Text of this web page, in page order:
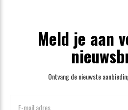
Meld je aan
Ontvang de nieuwste